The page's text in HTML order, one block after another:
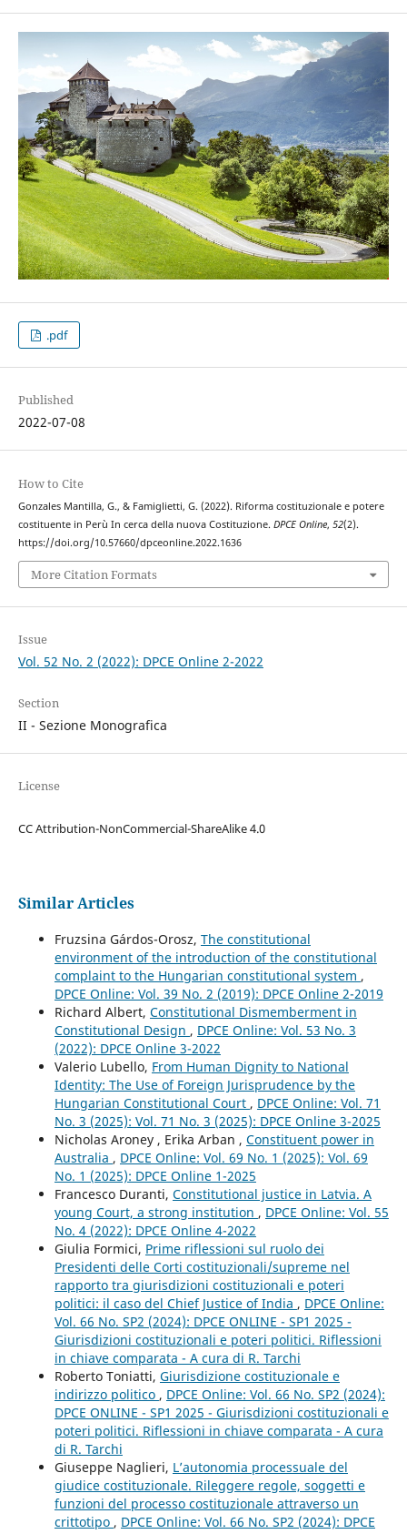
.pdf
Published
2022-07-08
How to Cite
Gonzales Mantilla, G., & Famiglietti, G. (2022). Riforma costituzionale e potere
costituente in Perù In cerca della nuova Costituzione. DPCE Online, 52(2).
https://doi.org/10.57660/dpceonline.2022.1636
More Citation Formats
Issue
Vol. 52 No. 2 (2022): DPCE Online 2-2022
Section
II - Sezione Monografica
License
CC Attribution-NonCommercial-ShareAlike 4.0
Similar Articles
Fruzsina Gárdos-Orosz, The constitutional
environment of the introduction of the constitutional
complaint to the Hungarian constitutional system ,
DPCE Online: Vol. 39 No. 2 (2019): DPCE Online 2-2019
Richard Albert, Constitutional Dismemberment in
Constitutional Design , DPCE Online: Vol. 53 No. 3
(2022): DPCE Online 3-2022
Valerio Lubello, From Human Dignity to National
Identity: The Use of Foreign Jurisprudence by the
Hungarian Constitutional Court , DPCE Online: Vol. 71
No. 3 (2025): Vol. 71 No. 3 (2025): DPCE Online 3-2025
Nicholas Aroney , Erika Arban , Constituent power in
Australia , DPCE Online: Vol. 69 No. 1 (2025): Vol. 69
No. 1 (2025): DPCE Online 1-2025
Francesco Duranti, Constitutional justice in Latvia. A
young Court, a strong institution , DPCE Online: Vol. 55
No. 4 (2022): DPCE Online 4-2022
Giulia Formici, Prime riflessioni sul ruolo dei
Presidenti delle Corti costituzionali/supreme nel
rapporto tra giurisdizioni costituzionali e poteri
politici: il caso del Chief Justice of India , DPCE Online:
Vol. 66 No. SP2 (2024): DPCE ONLINE - SP1 2025 -
Giurisdizioni costituzionali e poteri politici. Riflessioni
in chiave comparata - A cura di R. Tarchi
Roberto Toniatti, Giurisdizione costituzionale e
indirizzo politico , DPCE Online: Vol. 66 No. SP2 (2024):
DPCE ONLINE - SP1 2025 - Giurisdizioni costituzionali e
poteri politici. Riflessioni in chiave comparata - A cura
di R. Tarchi
Giuseppe Naglieri, L’autonomia processuale del
giudice costituzionale. Rileggere regole, soggetti e
funzioni del processo costituzionale attraverso un
crittotipo , DPCE Online: Vol. 66 No. SP2 (2024): DPCE